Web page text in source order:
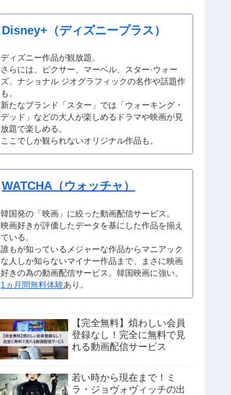
Disney+（ディズニープラス）
ディズニー作品が観放題。
さらには、ピクサー、マーベル、スター·ウォー
ズ、ナショナル ジオグラフィックの名作や話題作
も。
新たなブランド「スター」では「ウォーキング・
デッド」などの大人が楽しめるドラマや映画が見
放題で楽しめる。
ここでしか観られないオリジナル作品も。
WATCHA（ウォッチャ）
韓国発の「映画」に絞った動画配信サービス。
映画好きが評価したデータを基にした作品を揃え
ている。
誰もが知っているメジャーな作品からマニアック
な人しか知らないマイナー作品まで、まさに映画
好きの為の動画配信サービス。韓国映画に強い。
1ヵ月間無料体験あり。
【完全無料】煩わしい会員
登録なし！完全に無料で見
れる動画配信サービス
若い時から現在まで！ミ
ラ・ジョヴォヴィッチの出